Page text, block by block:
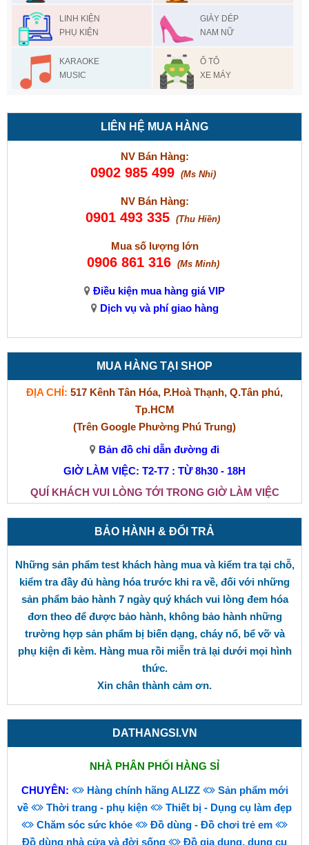
LINH KIỆN
PHỤ KIỆN
GIÀY DÉP
NAM NỮ
KARAOKE
MUSIC
Ô TÔ
XE MÁY
LIÊN HỆ MUA HÀNG
NV Bán Hàng:
0902 985 499 (Ms Nhi)
NV Bán Hàng:
0901 493 335 (Thu Hiền)
Mua số lượng lớn
0906 861 316 (Ms Minh)
Điều kiện mua hàng giá VIP
Dịch vụ và phí giao hàng
MUA HÀNG TẠI SHOP
ĐỊA CHỈ: 517 Kênh Tân Hóa, P.Hoà Thạnh, Q.Tân phú,
Tp.HCM
(Trên Google Phường Phú Trung)
Bản đồ chỉ dẫn đường đi
GIỜ LÀM VIỆC: T2-T7 : TỪ 8h30 - 18H
QUÍ KHÁCH VUI LÒNG TỚI TRONG GIỜ LÀM VIỆC
BẢO HÀNH & ĐỔI TRẢ
Những sản phẩm test khách hàng mua và kiểm tra tại chỗ,
kiểm tra đầy đủ hàng hóa trước khi ra về, đối với những
sản phẩm bảo hành 7 ngày quý khách vui lòng đem hóa
đơn theo để được bảo hành, không bảo hành những
trường hợp sản phẩm bị biến dạng, cháy nổ, bể vỡ và
phụ kiện đi kèm. Hàng mua rồi miễn trả lại dưới mọi hình
thức.
Xin chân thành cảm ơn.
DATHANGSI.VN
NHÀ PHÂN PHỐI HÀNG SỈ
CHUYÊN: Hàng chính hãng ALIZZ
Sản phẩm mới
về
Thời trang - phụ kiện
Thiết bị - Dụng cụ làm đẹp
Chăm sóc sức khỏe
Đồ dùng - Đồ chơi trẻ em
Đồ dùng nhà cửa và đời sống
Đồ gia dụng, dụng cụ